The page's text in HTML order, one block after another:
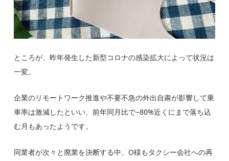
ところが、昨年発生した新型コロナの感染拡大によって状況は
一変。
企業のリモートワーク推進や不要不急の外出自粛が影響して乗
車率は激減したといい、前年同月比で−80%近くにまで落ち込
む月もあったようです。
同業者が次々と廃業を決断する中、O様もタクシー会社への再